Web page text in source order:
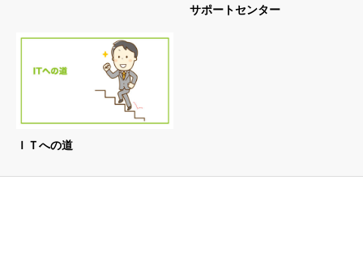
サポートセンター
ＩＴへの道